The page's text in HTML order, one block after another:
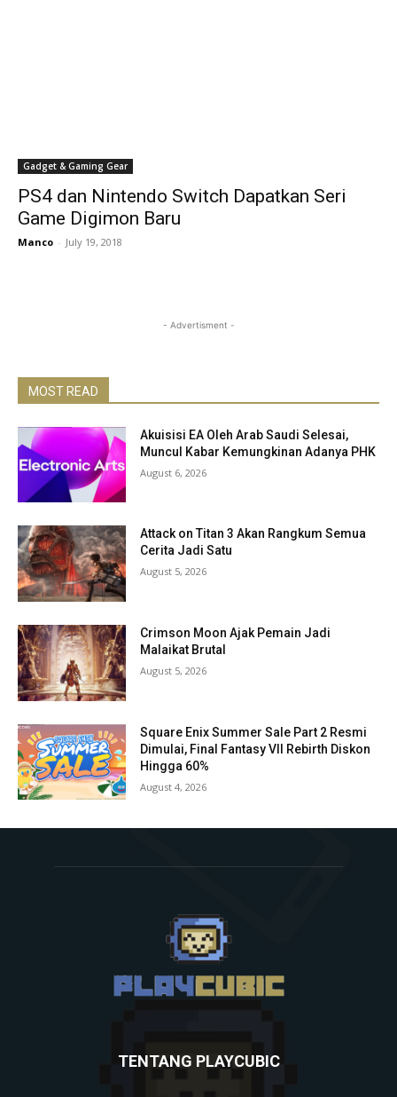
Gadget & Gaming Gear
PS4 dan Nintendo Switch Dapatkan Seri
Game Digimon Baru
Manco - July 19, 2018
- Advertisment -
MOST READ
Akuisisi EA Oleh Arab Saudi Selesai,
Muncul Kabar Kemungkinan Adanya PHK
August 6, 2026
Attack on Titan 3 Akan Rangkum Semua
Cerita Jadi Satu
August 5, 2026
Crimson Moon Ajak Pemain Jadi
Malaikat Brutal
August 5, 2026
Square Enix Summer Sale Part 2 Resmi
Dimulai, Final Fantasy VII Rebirth Diskon
Hingga 60%
August 4, 2026
TENTANG PLAYCUBIC